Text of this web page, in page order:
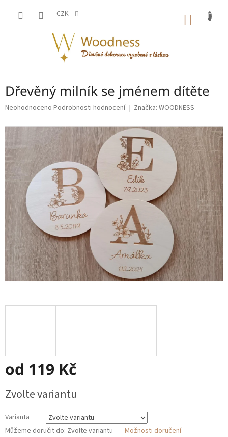
CZK
Dřevěný milník se jménem dítěte
Průměrné
produktu
0,0
z
hvězdiček.
Neohodnoceno Podrobnosti hodnocení Značka: WOODNESS
od 119 Kč
cena:
Zvolte variantu
Varianta
Můžeme doručit do: Zvolte variantu Možnosti doručení